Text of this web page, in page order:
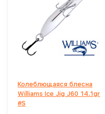
Колеблющаяся блесна
Williams Ice Jig J60 14.1gr
#S